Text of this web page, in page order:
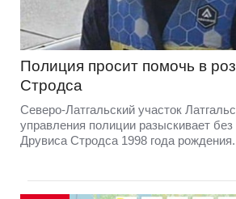
Полиция просит помочь в
Стродса
Северо-Латгальский участок
управления полиции разыскивает
Друвиса Стродса 1998 года рождения.